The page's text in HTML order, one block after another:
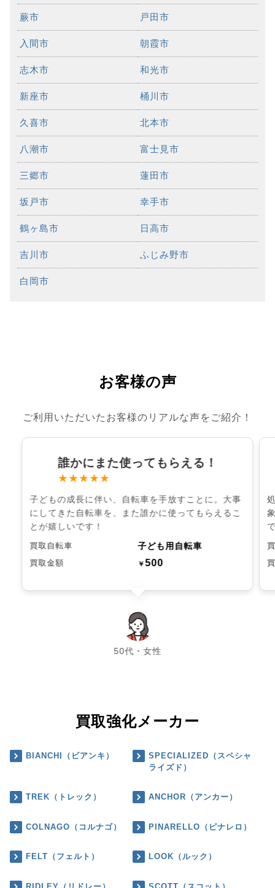
蕨市 戸田市
入間市 朝霞市
志木市 和光市
新座市 桶川市
久喜市 北本市
八潮市 富士見市
三郷市 蓮田市
坂戸市 幸手市
鶴ヶ島市 日高市
吉川市 ふじみ野市
白岡市
お客様の声
ご利用いただいたお客様のリアルな声をご紹介！
誰かにまた使ってもらえる！
★★★★★
子どもの成長に伴い、自転車を手放すことに。大事
にしてきた自転車を、また誰かに使ってもらえるこ
とが嬉しいです！
買取自転車 子ども用自転車
買取金額 ￥500
50代・女性
chevron_left chevron_right
買取強化メーカー
BIANCHI（ビアンキ）
SPECIALIZED（スペシャ
ライズド）
TREK（トレック） ANCHOR（アンカー）
COLNAGO（コルナゴ） PINARELLO（ピナレロ）
FELT（フェルト） LOOK（ルック）